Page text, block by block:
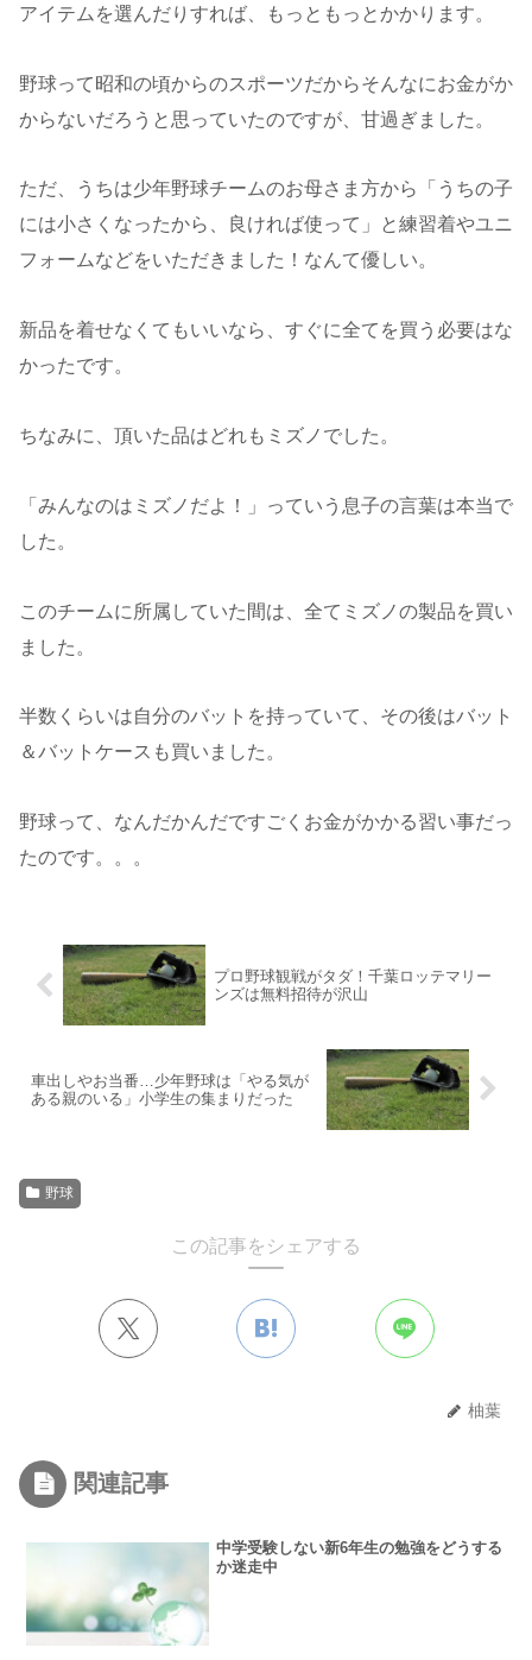
アイテムを選んだりすれば、もっともっとかかります。
野球って昭和の頃からのスポーツだからそんなにお金がか
からないだろうと思っていたのですが、甘過ぎました。
ただ、うちは少年野球チームのお母さま方から「うちの子
には小さくなったから、良ければ使って」と練習着やユニ
フォームなどをいただきました！なんて優しい。
新品を着せなくてもいいなら、すぐに全てを買う必要はな
かったです。
ちなみに、頂いた品はどれもミズノでした。
「みんなのはミズノだよ！」っていう息子の言葉は本当で
した。
このチームに所属していた間は、全てミズノの製品を買い
ました。
半数くらいは自分のバットを持っていて、その後はバット
＆バットケースも買いました。
野球って、なんだかんだですごくお金がかかる習い事だっ
たのです。。。
プロ野球観戦がタダ！千葉ロッテマリー
ンズは無料招待が沢山
車出しやお当番…少年野球は「やる気が
ある親のいる」小学生の集まりだった
野球
この記事をシェアする
柚葉
関連記事
中学受験しない新6年生の勉強をどうする
か迷走中